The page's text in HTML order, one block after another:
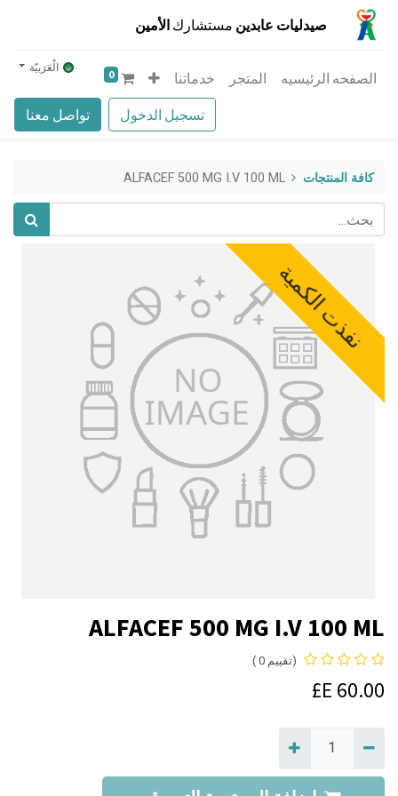
صيدليات عابدين مستشارك الأمين
تسجيل الدخول تواصل معنا
الصفحه الرئيسيه المتجر خدماتنا 0 الْعَرَبيّة
كافة المنتجات ALFACEF 500 MG I.V 100 ML
نفذت الكمية
ALFACEF 500 MG I.V 100 ML
(تقييم 0 )
60.00